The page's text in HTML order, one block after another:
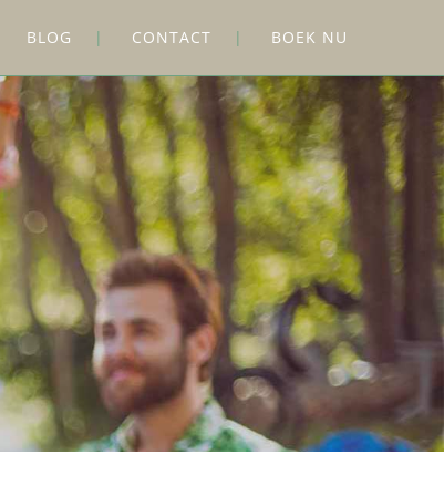
BLOG CONTACT BOEK NU